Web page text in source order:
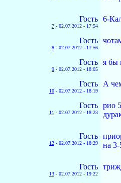
Гость
7 - 02.07.2012 - 17:54
6-
Гость
8 - 02.07.2012 - 17:56
Гость
9 - 02.07.2012 - 18:05
я бы
Гость
10 - 02.07.2012 - 18:19
А
Гость
11 - 02.07.2012 - 18:23
рио
Гость
12 - 02.07.2012 - 18:29
на 3-
Гость
13 - 02.07.2012 - 19:22